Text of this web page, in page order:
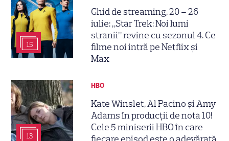
15
Ghid de streaming, 20 – 26
iulie: „Star Trek: Noi lumi
stranii” revine cu sezonul 4. Ce
filme noi intră pe Netflix și
Max
13
HBO
Kate Winslet, Al Pacino și Amy
Adams în producții de nota 10!
Cele 5 miniserii HBO în care
fiecare episod este o adevărată